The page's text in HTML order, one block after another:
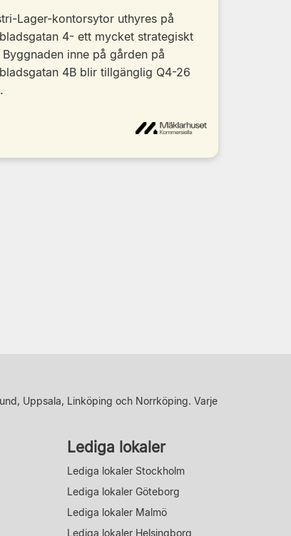
Lager-kontorsytor uthyres på
4- ett mycket strategiskt
Byggnaden inne på gården på
4B blir tillgänglig Q4-26
Uppsala, Linköping och Norrköping. Varje
Lediga lokaler
Lediga lokaler Stockholm
Lediga lokaler Göteborg
Lediga lokaler Malmö
Lediga lokaler Helsingborg